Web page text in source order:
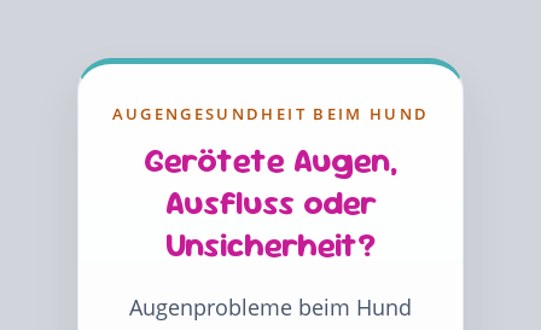
AUGENGESUNDHEIT BEIM HUND
Gerötete Augen,
Ausfluss oder
Unsicherheit?
Augenprobleme beim Hund